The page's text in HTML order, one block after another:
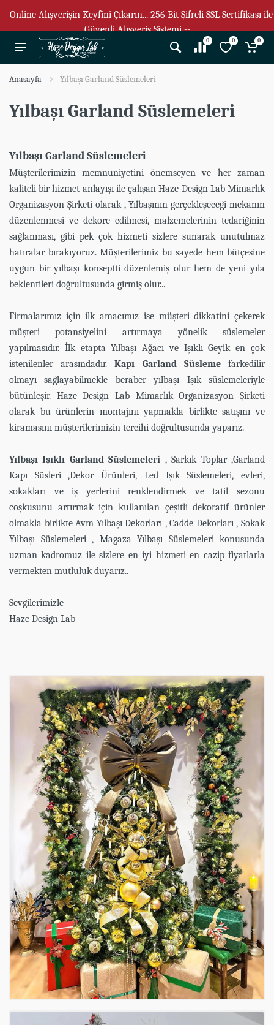
-- Online Alışverişin Keyfini Çıkarın... 256 Bit Şifreli SSL Sertifikası ile
Güvenli Alışveriş Sistemi --
0 0 0
Anasayfa Yılbaşı Garland Süslemeleri
Yılbaşı Garland Süslemeleri
Yılbaşı Garland Süslemeleri
Müşterilerimizin memnuniyetini önemseyen ve her zaman
kaliteli bir hizmet anlayışı ile çalışan Haze Design Lab Mimarlık
Organizasyon Şirketi olarak , Yılbaşının gerçekleşeceği mekanın
düzenlenmesi ve dekore edilmesi, malzemelerinin tedariğinin
sağlanması, gibi pek çok hizmeti sizlere sunarak unutulmaz
hatıralar bırakıyoruz. Müşterilerimiz bu sayede hem bütçesine
uygun bir yılbaşı konseptti düzenlemiş olur hem de yeni yıla
beklentileri doğrultusunda girmiş olur...
Firmalarımız için ilk amacımız ise müşteri dikkatini çekerek
müşteri potansiyelini artırmaya yönelik süslemeler
yapılmasıdır. İlk etapta Yılbaşı Ağacı ve Işıklı Geyik en çok
istenilenler arasındadır.Kapı Garland Süslemefarkedilir
olmayı sağlayabilmekle beraber yılbaşı Işık süslemeleriyle
bütünleşir. Haze Design Lab Mimarlık Organizasyon Şirketi
olarak bu ürünlerin montajını yapmakla birlikte satışını ve
kiramasını müşterilerimizin tercihi doğrultusunda yaparız.
Yılbaşı Işıklı Garland Süslemeleri , Sarkık Toplar ,Garland
Kapı Süsleri ,Dekor Ürünleri, Led Işık Süslemeleri, evleri,
sokakları ve iş yerlerini renklendirmek ve tatil sezonu
coşkusunu artırmak için kullanılan çeşitli dekoratif ürünler
olmakla birlikte Avm Yılbaşı Dekorları , Cadde Dekorları , Sokak
Yılbaşı Süslemeleri , Magaza Yılbaşı Süslemeleri konusunda
uzman kadromuz ile sizlere en iyi hizmeti en cazip fiyatlarla
vermekten mutluluk duyarız..
Sevgilerimizle
Haze Design Lab